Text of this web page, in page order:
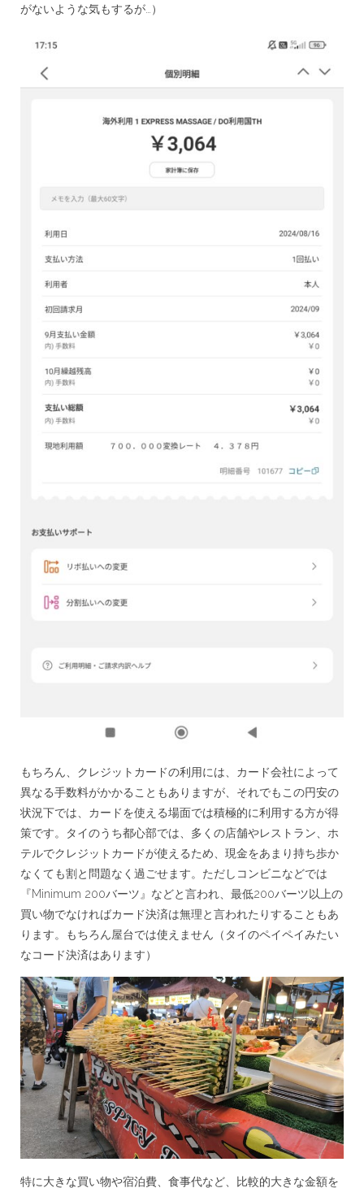
がないような気もするが…）
もちろん、クレジットカードの利用には、カード会社によって
異なる手数料がかかることもありますが、それでもこの円安の
状況下では、カードを使える場面では積極的に利用する方が得
策です。タイのうち都心部では、多くの店舗やレストラン、ホ
テルでクレジットカードが使えるため、現金をあまり持ち歩か
なくても割と問題なく過ごせます。ただしコンビニなどでは
『Minimum 200バーツ』などと言われ、最低200バーツ以上の
買い物でなければカード決済は無理と言われたりすることもあ
ります。もちろん屋台では使えません（タイのペイペイみたい
なコード決済はあります）
特に大きな買い物や宿泊費、食事代など、比較的大きな金額を